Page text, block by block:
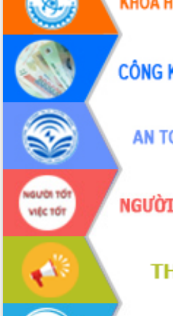
Hội thảo khoa học “Giải pháp thúc đẩy
phát triển nền kinh tế xanh tại tỉnh
Đắk Lắk”
Tăng cường giám sát, đôn đốc thực
hiện nhiệm vụ quản lý tài sản công
hàng tuần
Tháo gỡ những vướng mắc, đẩy mạnh
công tác cải cách thủ tục hành chính
tại Trung tâm Phục vụ hành chính
công tỉnh
Đắk Lắk: Tôn vinh 46 giải pháp tại Hội
thi Sáng tạo Kỹ thuật 2024 - 2025
Đắk Lắk rà soát, điều chỉnh Đề án 190
về phát triển nuôi trồng thủy sản
Phó Chủ tịch UBND tỉnh Đắk Lắk
Trương Công Thái kiểm tra thực địa
Dự án cao tốc Khánh Hòa - Buôn Ma
Thuột
Định vị cà phê Việt Nam như một “di
sản sống” trong dòng chảy toàn cầu